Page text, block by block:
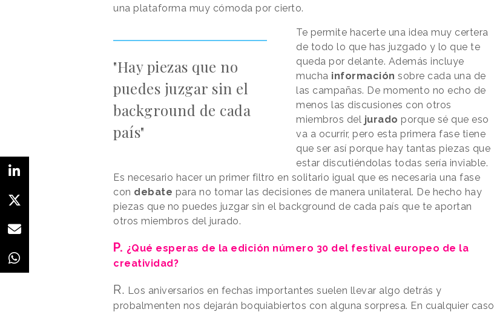
una plataforma muy cómoda por cierto.
"Hay piezas que no
puedes juzgar sin el
background de cada
país"
Te permite hacerte una idea muy certera
de todo lo que has juzgado y lo que te
queda por delante. Además incluye
mucha información sobre cada una de
las campañas. De momento no echo de
menos las discusiones con otros
miembros del jurado porque sé que eso
va a ocurrir, pero esta primera fase tiene
que ser así porque hay tantas piezas que
estar discutiéndolas todas sería inviable.
Es necesario hacer un primer filtro en solitario igual que es necesaria una fase
con debate para no tomar las decisiones de manera unilateral. De hecho hay
piezas que no puedes juzgar sin el background de cada país que te aportan
otros miembros del jurado.
P. ¿Qué esperas de la edición número 30 del festival europeo de la
creatividad?
R. Los aniversarios en fechas importantes suelen llevar algo detrás y
probalmenten nos dejarán boquiabiertos con alguna sorpresa. En cualquier caso